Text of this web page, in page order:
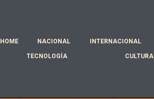
HOME NACIONAL INTERNACIONAL
TECNOLOGÍA CULTURA